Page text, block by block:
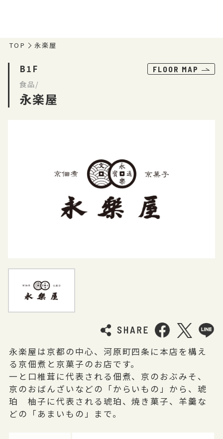
TOP 永楽屋
B1F FLOOR MAP
食品/
永楽屋
永楽屋は京都の中心、河原町四条に本店を構え
る京佃煮と京菓子のお店です。
一と口椎茸に代表される佃煮、京のおぶみそ、
京のおばんざいなどの「からいもの」から、琥
珀 柚子に代表される琥珀、焼き菓子、羊羹な
どの「あまいもの」まで。